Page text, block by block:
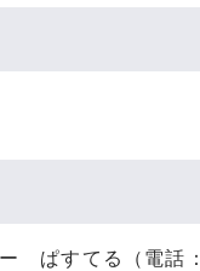
ー ぱすてる（電話